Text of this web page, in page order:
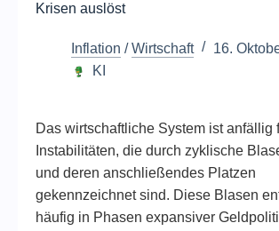
Krisen auslöst
Inflation /Wirtschaft
16.
KI
Das wirtschaftliche System ist anfällig
Instabilitäten, die durch zyklische
und deren anschließendes Platzen
gekennzeichnet sind. Diese Blasen
häufig in Phasen expansiver